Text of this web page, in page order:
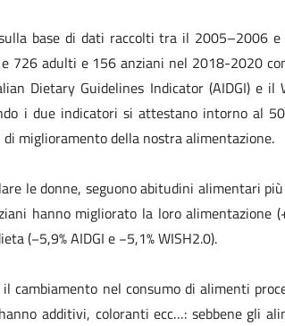
base di dati raccolti tra il 2005–2006
726 adulti e 156 anziani nel 2018-2020
Dietary Guidelines Indicator (AIDGI) e il
i due indicatori si attestano intorno al
miglioramento della nostra alimentazione.
le donne, seguono abitudini alimentari
hanno migliorato la loro alimentazione
(−5,9% AIDGI e −5,1% WISH2.0).
cambiamento nel consumo di alimenti
additivi, coloranti ecc…: sebbene gli